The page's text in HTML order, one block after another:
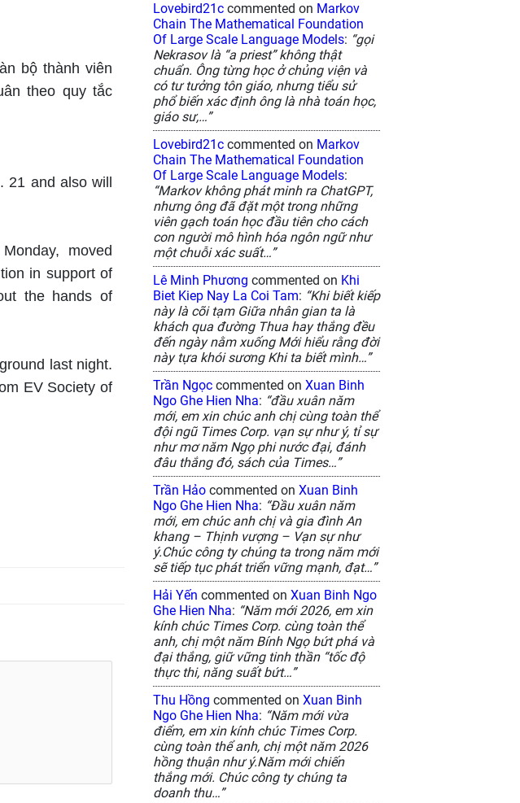
bộ thành viên
theo quy tắc
21 and also will
moved
in support of
the hands of
last night.
EV Society of
Lovebird21c commented on Markov
Chain The Mathematical Foundation
Of Large Scale Language Models: “gọi
Nekrasov là “a priest” không thật
chuẩn. Ông từng học ở chủng viện và
có tư tưởng tôn giáo, nhưng tiểu sử
phổ biến xác định ông là nhà toán học,
giáo sư,…”
Lovebird21c commented on Markov
Chain The Mathematical Foundation
Of Large Scale Language Models:
“Markov không phát minh ra ChatGPT,
nhưng ông đã đặt một trong những
viên gạch toán học đầu tiên cho cách
con người mô hình hóa ngôn ngữ như
một chuỗi xác suất…”
Lê Minh Phương commented on Khi
Biet Kiep Nay La Coi Tam: “Khi biết kiếp
này là cõi tạm Giữa nhân gian ta là
khách qua đường Thua hay thắng đều
đến ngày nằm xuống Mới hiểu rằng đời
này tựa khói sương Khi ta biết mình…”
Trần Ngọc commented on Xuan Binh
Ngo Ghe Hien Nha: “đầu xuân năm
mới, em xin chúc anh chị cùng toàn thể
đội ngũ Times Corp. vạn sự như ý, tỉ sự
như mơ năm Ngọ phi nước đại, đánh
đâu thắng đó, sách của Times…”
Trần Hảo commented on Xuan Binh
Ngo Ghe Hien Nha: “Đầu xuân năm
mới, em chúc anh chị và gia đình An
khang – Thịnh vượng – Vạn sự như
ý.Chúc công ty chúng ta trong năm mới
sẽ tiếp tục phát triển vững mạnh, đạt…”
Hải Yến commented on Xuan Binh Ngo
Ghe Hien Nha: “Năm mới 2026, em xin
kính chúc Times Corp. cùng toàn thể
anh, chị một năm Bính Ngọ bứt phá và
đại thắng, giữ vững tinh thần “tốc độ
thực thi, năng suất bứt…”
Thu Hồng commented on Xuan Binh
Ngo Ghe Hien Nha: “Năm mới vừa
điểm, em xin kính chúc Times Corp.
cùng toàn thể anh, chị một năm 2026
hồng thuận như ý.Năm mới chiến
thắng mới. Chúc công ty chúng ta
doanh thu…”